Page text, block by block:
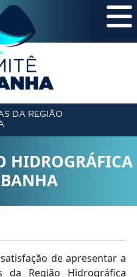
DA REGIÃO
HIDROGRÁFICA
de apresentar a
da Região Hidrográfica